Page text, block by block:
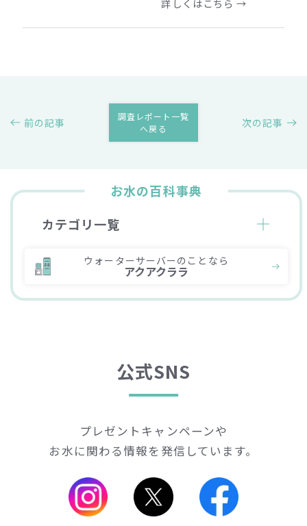
前の記事
調査レポート一覧
へ戻る
次の記事
お水の百科事典
カテゴリ一覧
ウォーターサーバーのことなら
アクアクララ
公式SNS
プレゼントキャンペーンや
お水に関わる情報を発信しています。